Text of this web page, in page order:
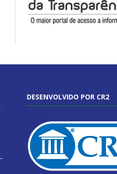
DESENVOLVIDO POR CR2